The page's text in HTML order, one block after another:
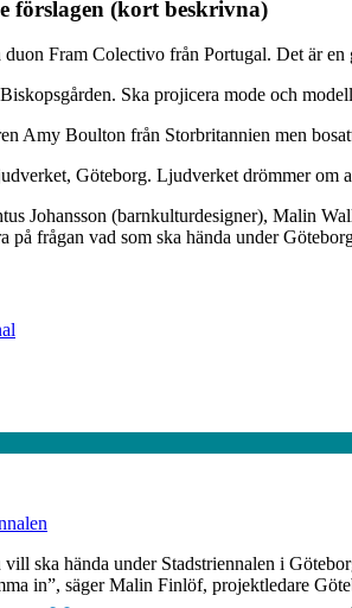
förslagen (kort beskrivna)
Fram Colectivo från Portugal. Det är
Ska projicera mode och
Amy Boulton från Storbritannien men
Göteborg. Ljudverket drömmer om
Johansson (barnkulturdesigner), Malin
på frågan vad som ska hända under
ska hända under Stadstriennalen i
in”, säger Malin Finlöf, projektledare